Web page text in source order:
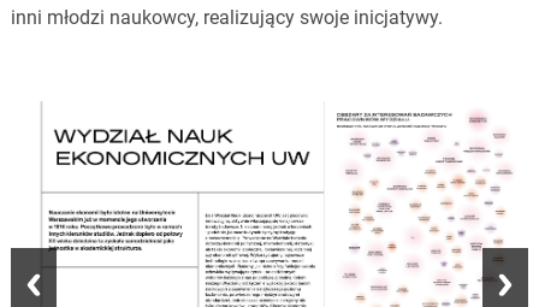
inni młodzi naukowcy, realizujący swoje inicjatywy.